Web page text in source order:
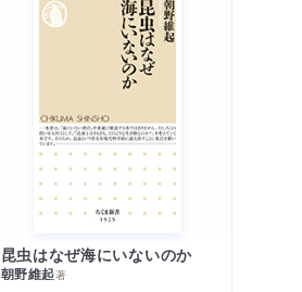
昆虫はなぜ海にいないのか
朝野維起著